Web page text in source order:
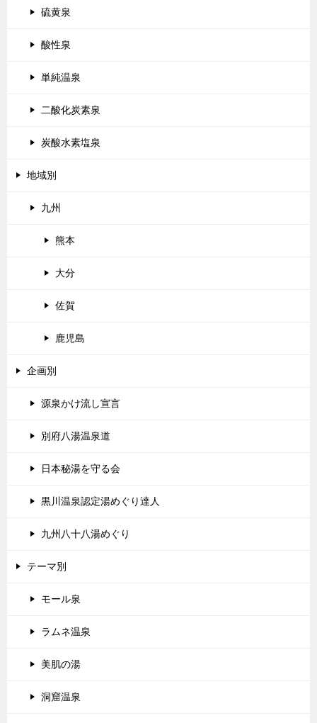
硫黄泉
酸性泉
単純温泉
二酸化炭素泉
炭酸水素塩泉
地域別
九州
熊本
大分
佐賀
鹿児島
企画別
源泉かけ流し宣言
別府八湯温泉道
日本秘湯を守る会
黒川温泉認定湯めぐり達人
九州八十八湯めぐり
テーマ別
モール泉
ラムネ温泉
美肌の湯
洞窟温泉